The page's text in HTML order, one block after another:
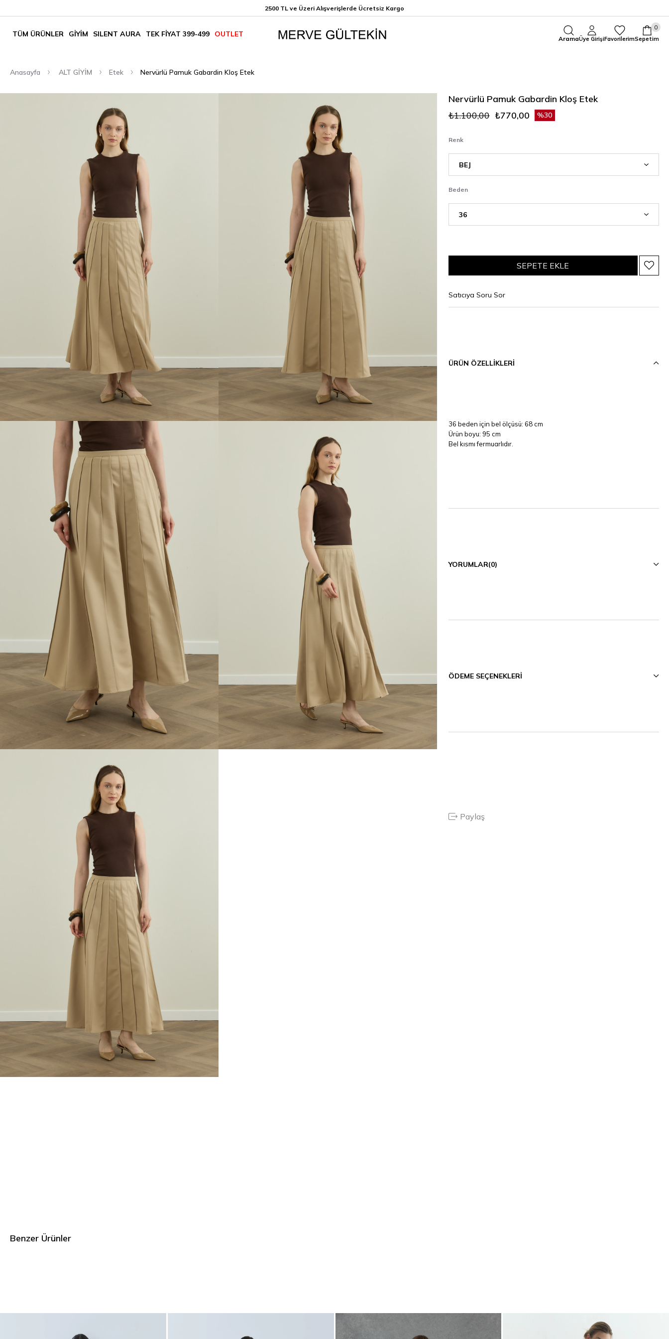
2500 TL ve Üzeri Alışverişlerde Ücretsiz Kargo
TÜM ÜRÜNLER GİYİM SILENT AURA TEK FİYAT 399-499 OUTLET
AramaÜye GirişiFavorilerimSepetim
0
Anasayfa ALT GİYİM Etek Nervürlü Pamuk Gabardin Kloş Etek
Nervürlü Pamuk Gabardin Kloş Etek
₺1.100,00 ₺770,00 30
Renk
Beden
Satıcıya Soru Sor
ÜRÜN ÖZELLIKLERI
36 beden için bel ölçüsü: 68 cm
Ürün boyu: 95 cm
Bel kısmı fermuarlıdır.
YORUMLAR(0)
ÖDEME SEÇENEKLERI
Paylaş
Benzer Ürünler